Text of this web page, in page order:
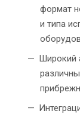
формат
и типа
Широкий